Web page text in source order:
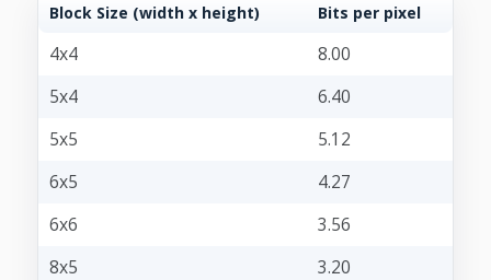
Block Size (width x height) Bits per pixel
4x4
8.00
5x4
6.40
5x5
5.12
6x5
4.27
6x6
3.56
8x5
3.20